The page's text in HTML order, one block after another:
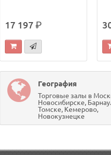
17 197р.
География
Торговые залы в
Новосибирске,
Томске, Кемерово,
Новокузнецке